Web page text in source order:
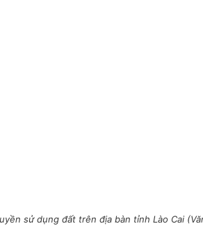
sử dụng đất trên địa bàn tỉnh Lào Cai